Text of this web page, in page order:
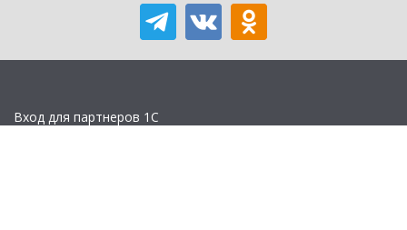
Вход для партнеров 1С